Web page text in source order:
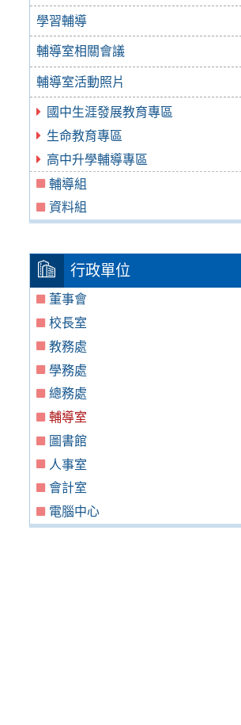
學習輔導
輔導室相關會議
輔導室活動照片
國中生涯發展教育專區
生命教育專區
高中升學輔導專區
輔導組
資料組
行政單位
董事會
校長室
教務處
學務處
總務處
輔導室
圖書館
人事室
會計室
電腦中心